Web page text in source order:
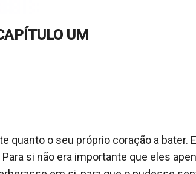
e em fazer a transição, de uma
que foi esfaqueado nas costas pelo seu
porém, a corte Imperial está repleta de
ao outro novamente?
vingança, traição, ambição e
UM